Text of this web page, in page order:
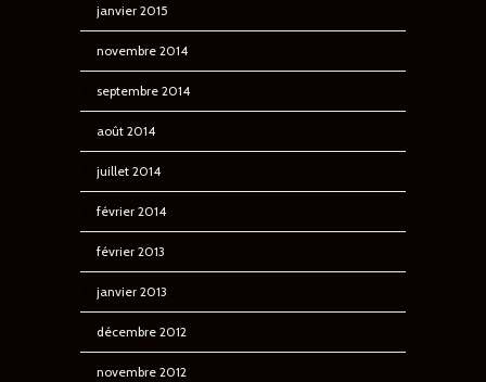
janvier 2015
novembre 2014
septembre 2014
août 2014
juillet 2014
février 2014
février 2013
janvier 2013
décembre 2012
novembre 2012